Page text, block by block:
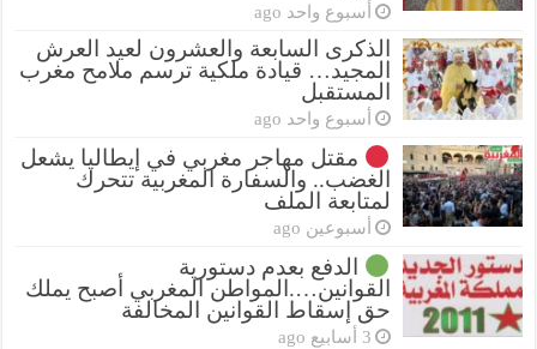
أسبوع واحد ago
الذكرى السابعة والعشرون لعيد العرش
المجيد… قيادة ملكية ترسم ملامح مغرب
المستقبل
أسبوع واحد ago
مقتل مهاجر مغربي في إيطاليا يشعل
الغضب.. والسفارة المغربية تتحرك
لمتابعة الملف
أسبوعين ago
الدفع بعدم دستورية
القوانين….المواطن المغربي أصبح يملك
حق إسقاط القوانين المخالفة
3 أسابيع ago